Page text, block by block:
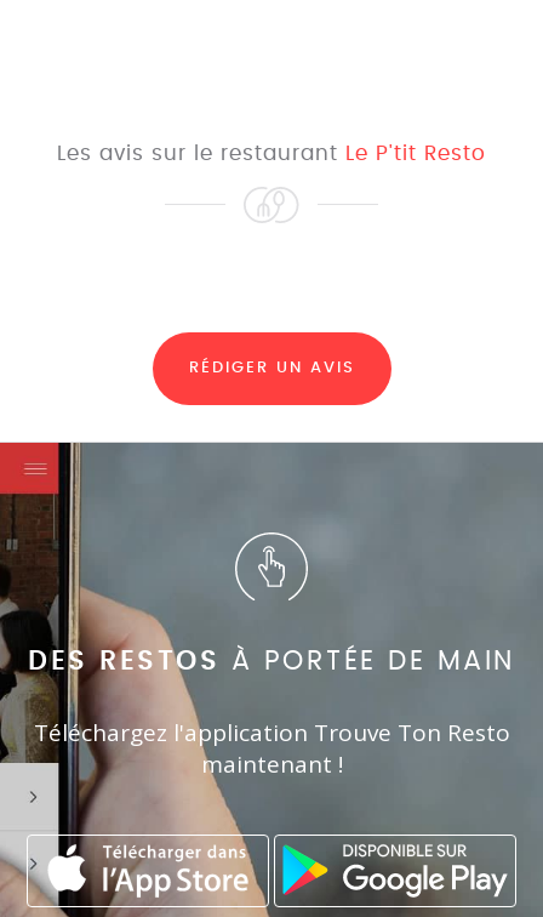
Les avis sur le restaurant Le P'tit Resto
RÉDIGER UN AVIS
DES RESTOS À PORTÉE DE MAIN
Téléchargez l'application Trouve Ton Resto
maintenant !